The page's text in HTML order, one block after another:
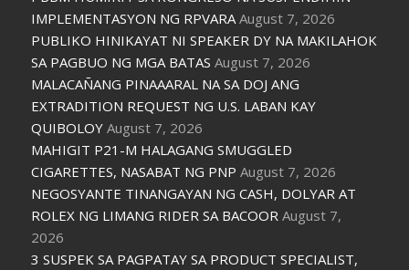
IMPLEMENTASYON NG RPVARA August 7, 2026
PUBLIKO HINIKAYAT NI SPEAKER DY NA MAKILAHOK
SA PAGBUO NG MGA BATAS August 7, 2026
MALACAÑANG PINAAARAL NA SA DOJ ANG
EXTRADITION REQUEST NG U.S. LABAN KAY
QUIBOLOY August 7, 2026
MAHIGIT P21-M HALAGANG SMUGGLED
CIGARETTES, NASABAT NG PNP August 7, 2026
NEGOSYANTE TINANGAYAN NG CASH, DOLYAR AT
ROLEX NG LIMANG RIDER SA BACOOR August 7,
2026
3 SUSPEK SA PAGPATAY SA PRODUCT SPECIALIST,